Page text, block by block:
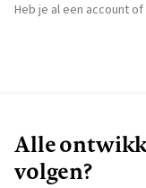
Heb je al een account
Alle
volgen?